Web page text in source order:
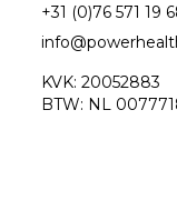
+31 (0)76 571 19
KVK: 20052883
BTW: NL